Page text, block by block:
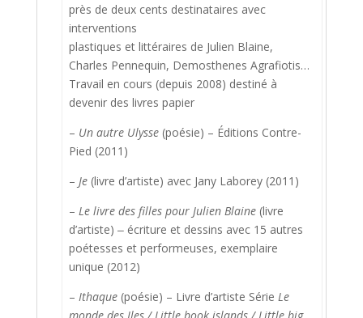
près de deux cents destinataires avec
interventions
plastiques et littéraires de Julien Blaine,
Charles Pennequin, Demosthenes Agrafiotis…
Travail en cours (depuis 2008) destiné à
devenir des livres papier
– Un autre Ulysse (poésie) – Éditions Contre-
Pied (2011)
– Je (livre d’artiste) avec Jany Laborey (2011)
– Le livre des filles pour Julien Blaine (livre
d’artiste) ‒ écriture et dessins avec 15 autres
poétesses et performeuses, exemplaire
unique (2012)
– Ithaque (poésie) – Livre d’artiste Série Le
monde des Iles / Little book islands / Little big